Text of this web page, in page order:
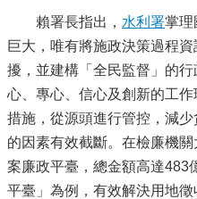
賴署長指出， 水利署掌理
巨大，唯有將施政決策過程
擾，並建構「全民監督」的
心、專心、信心及創新的工
措施，從源頭進行管控，減
的因素有效截斷。在檢廉機
案廉政平臺，總金額高達483
平臺」為例，有效解決用地